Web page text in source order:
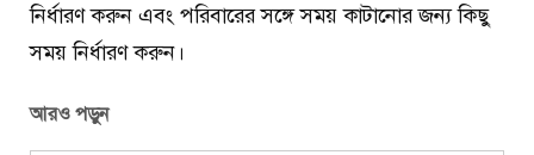
নির্ধারণ করুন এবং পরিবারের সঙ্গে সময় কাটানোর জন্য কিছু
সময় নির্ধারণ করুন।
আরও পড়ুন